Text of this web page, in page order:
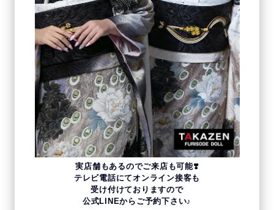
実店舗もあるのでご来店も可能❣️
テレビ電話にてオンライン接客も
受け付けておりますので
公式LINEからご予約下さい♪